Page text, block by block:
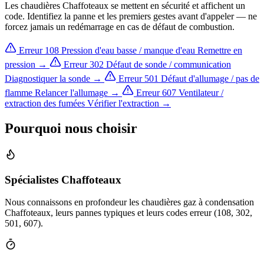
Les chaudières Chaffoteaux se mettent en sécurité et affichent un
code. Identifiez la panne et les premiers gestes avant d'appeler — ne
forcez jamais un redémarrage en cas de défaut de combustion.
Erreur 108 Pression d'eau basse / manque d'eau Remettre en
pression →
Erreur 302 Défaut de sonde / communication
Diagnostiquer la sonde →
Erreur 501 Défaut d'allumage / pas de
flamme Relancer l'allumage → Erreur 607 Ventilateur /
extraction des fumées Vérifier l'extraction →
Pourquoi nous choisir
Spécialistes Chaffoteaux
Nous connaissons en profondeur les chaudières gaz à condensation
Chaffoteaux, leurs pannes typiques et leurs codes erreur (108, 302,
501, 607).